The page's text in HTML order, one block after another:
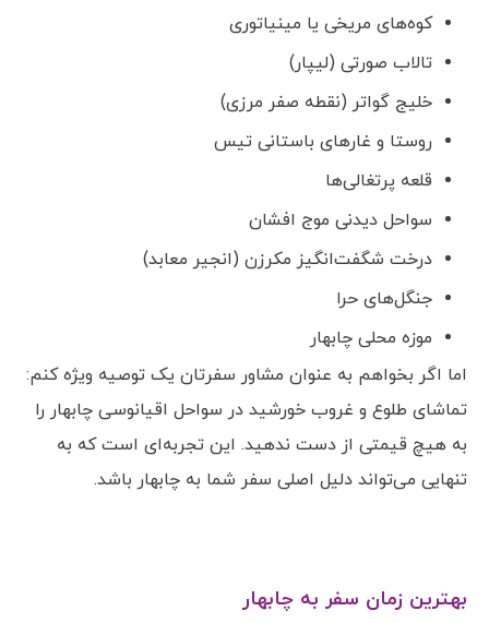
کوه‌های مریخی یا مینیاتوری
تالاب صورتی (لیپار)
خلیج گواتر (نقطه صفر مرزی)
روستا و غارهای باستانی تیس
قلعه پرتغالی‌ها
سواحل دیدنی موج افشان
درخت شگفت‌انگیز مکرزن (انجیر معابد)
جنگل‌های حرا
موزه محلی چابهار
اما اگر بخواهم به عنوان مشاور سفرتان یک توصیه ویژه کنم:
تماشای طلوع و غروب خورشید در سواحل اقیانوسی چابهار را
به هیچ قیمتی از دست ندهید. این تجربه‌ای است که به
تنهایی می‌تواند دلیل اصلی سفر شما به چابهار باشد.
بهترین زمان سفر به چابهار